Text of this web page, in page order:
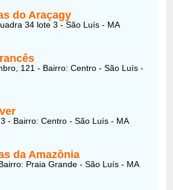
do Araçagy
34 lote 3 - São Luís - MA
121 - Bairro: Centro - São Luís -
- Bairro: Centro - São Luís - MA
da Amazônia
Praia Grande - São Luís - MA